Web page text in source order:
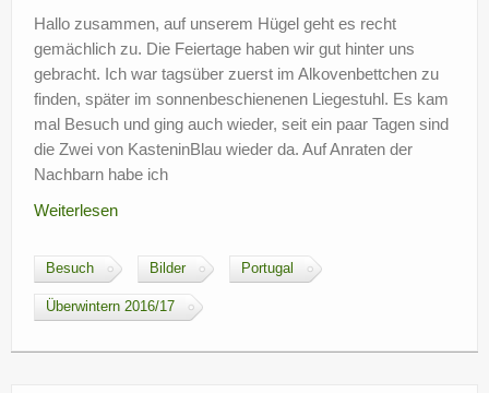
Hallo zusammen, auf unserem Hügel geht es recht
gemächlich zu. Die Feiertage haben wir gut hinter uns
gebracht. Ich war tagsüber zuerst im Alkovenbettchen zu
finden, später im sonnenbeschienenen Liegestuhl. Es kam
mal Besuch und ging auch wieder, seit ein paar Tagen sind
die Zwei von KasteninBlau wieder da. Auf Anraten der
Nachbarn habe ich
Weiterlesen
Besuch Bilder Portugal
Überwintern 2016/17